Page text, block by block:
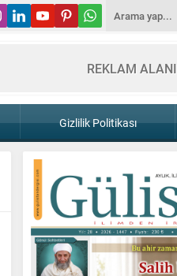
REKLAM ALANI
Gizlilik Politikası